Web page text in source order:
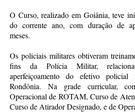
O Curso, realizado em Goiânia, teve
do corrente ano, com duração de
meses.
Os policiais militares obtiveram
fins da Polícia Militar,
aperfeiçoamento do efetivo
Rondônia. Na grade curricular,
Operacional de ROTAM, Curso de
Curso de Atirador Designado, e de